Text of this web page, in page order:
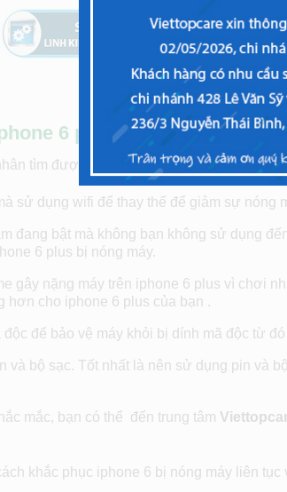
6 plus bị nóng máy
tìm được ta sẽ có những cách khắc
sử dụng wifi để thay thế để giảm sự nóng
đang bật mà không bạn không sử dụng
6 plus bị nóng máy.
gây nặng máy trên iphone 6 plus vì chơi
hơn cho iphone 6 plus của bạn .
để bảo vệ máy khỏi bị dính mã độc từ
và bộ sạc. Tốt nhất là nên sử dụng pin và
mắc, bạn có thể đến trung tâm
khắc phục iphone 6 bị nóng máy liên tục